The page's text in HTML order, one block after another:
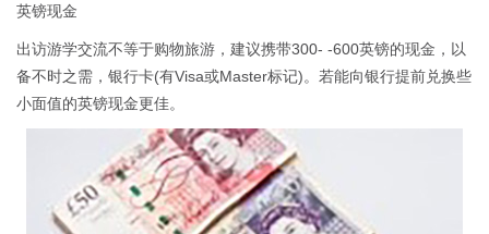
英镑现金
出访游学交流不等于购物旅游，建议携带300- -600英镑的现金，以
备不时之需，银行卡(有Visa或Master标记)。若能向银行提前兑换些
小面值的英镑现金更佳。